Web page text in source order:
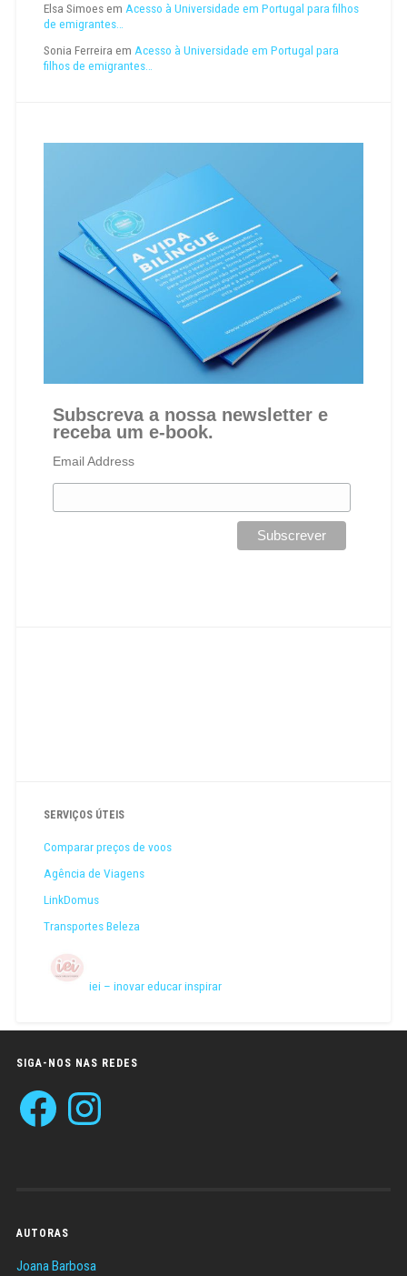
Elsa Simoesem Acesso à Universidade em Portugal para filhos
de emigrantes…
Sonia Ferreira em Acesso à Universidade em Portugal para
filhos de emigrantes…
Subscreva a nossa newsletter e
receba um e-book.
Email Address
SERVIÇOS ÚTEIS
Comparar preços de voos
Agência de Viagens
LinkDomus
Transportes Beleza
iei – inovar educar inspirar
SIGA-NOS NAS REDES
Facebook Instagram
AUTORAS
Joana Barbosa